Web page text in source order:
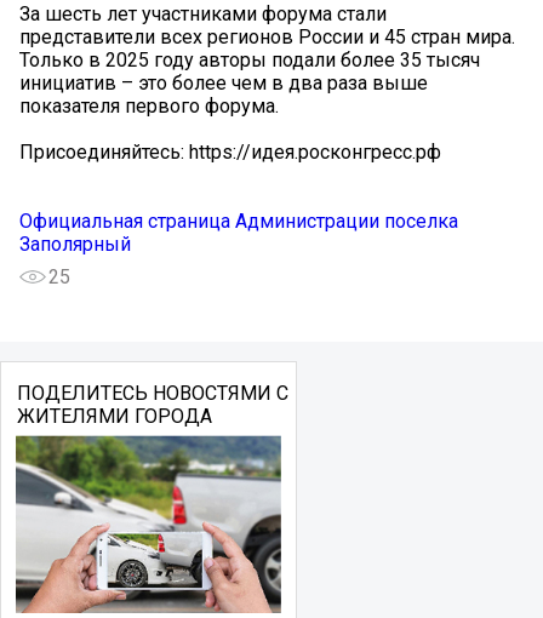
За шесть лет участниками форума стали
представители всех регионов России и 45 стран мира.
Только в 2025 году авторы подали более 35 тысяч
инициатив – это более чем в два раза выше
показателя первого форума.
Присоединяйтесь: https://идея.росконгресс.рф
Официальная страница Администрации поселка
Заполярный
25
ПОДЕЛИТЕСЬ НОВОСТЯМИ С
ЖИТЕЛЯМИ ГОРОДА